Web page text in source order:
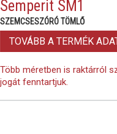
Semperit SM1
SZEMCSESZÓRÓ TÖMLŐ
TOVÁBB A TERMÉK
Több méretben is raktárról
jogát fenntartjuk.